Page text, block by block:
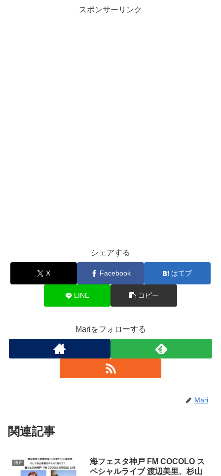
スポンサーリンク
シェアする
X Facebook はてブ
LINE コピー
Mariをフォローする
Mari
関連記事
神戸
海フェスタ神戸 FM COCOLO ス
ペシャルライブ 渡辺美里、杉山